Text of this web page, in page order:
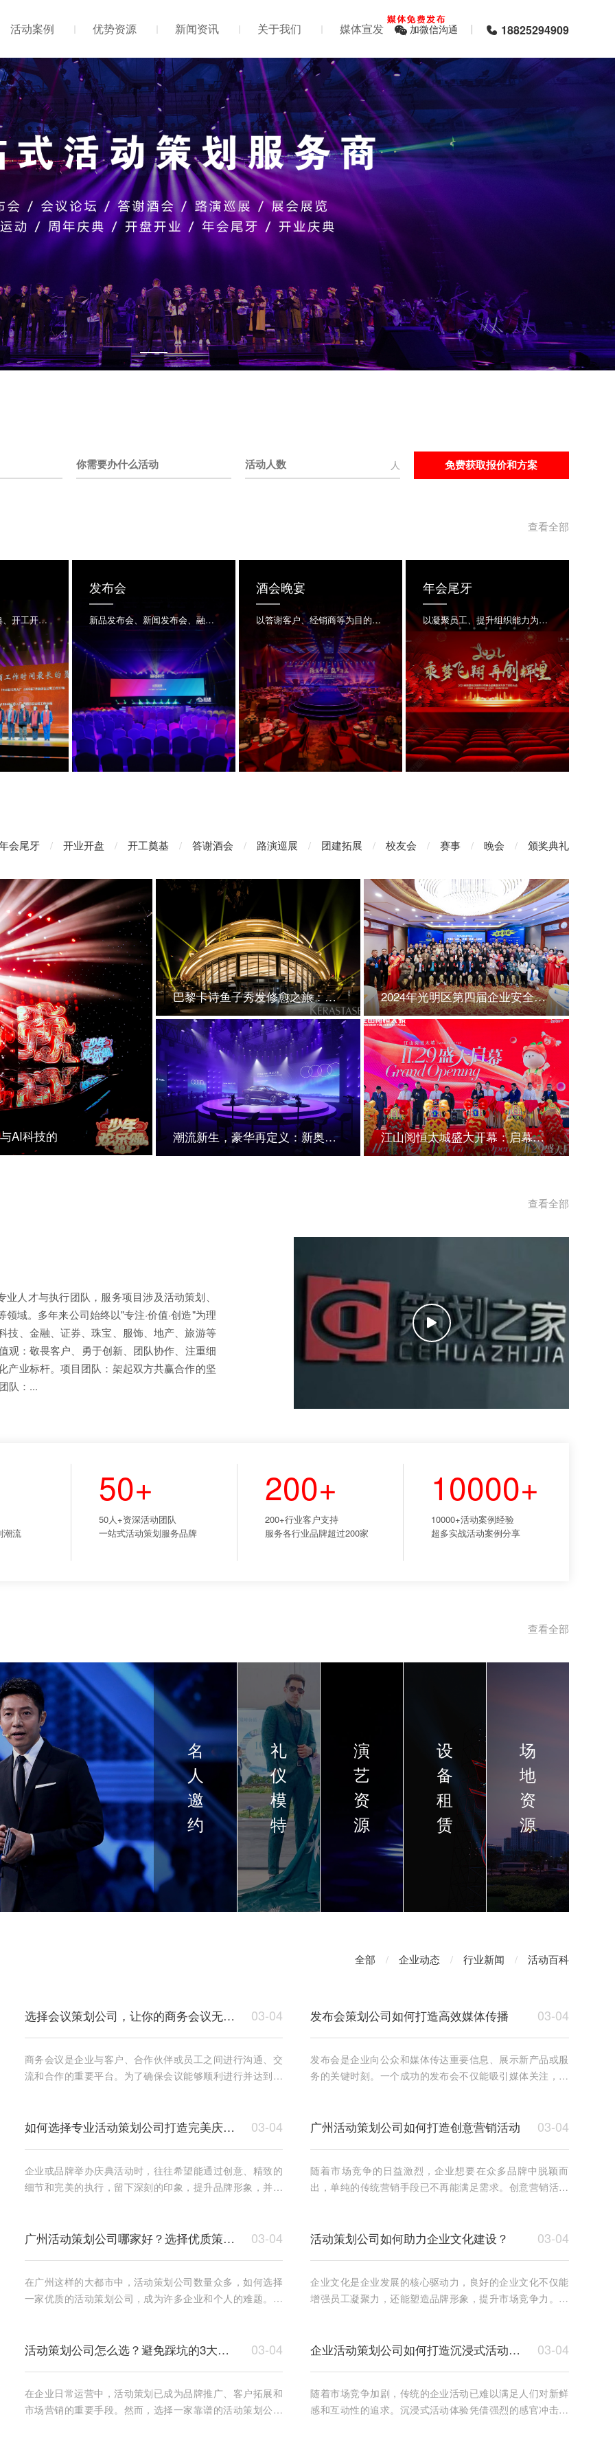
活动案例 优势资源 新闻资讯 关于我们 媒体宣发 加微信沟通 18825294909
人
查看全部
开业庆典、乔迁庆典、开工开盘等 各类以庆典为目的的策划活动
发布会
新品发布会、新闻发布会、融资发布会、 战略合作发布会等品牌、产品宣传活动
酒会晚宴
以答谢客户、经销商等为目的的答谢晚宴、 欢迎晚宴、颁奖晚宴、高端酒会等
年会尾牙
以凝聚员工、提升组织能力为目的的年终总 结会议，主要以晚宴+颁奖+团建形式为主
会尾牙 / 开业开盘 / 开工奠基 / 答谢酒会 / 路演巡展 / 团建拓展 / 校友会 / 赛事 / 晚会 / 颁奖典礼
AI科技的
巴黎卡诗鱼子秀发修愈之旅：深海灵感，奢耀焕新
晚会
2024年光明区第四届企业安全交流论坛
会议论坛
潮流新生，豪华再定义：新奥迪A3L极光之夜闪耀登场
发布会
江山阅恒太城盛大开幕：启幕繁华新篇
开业开盘
查看全部
人才与执行团队，服务项目涉及活动策划、
域。多年来公司始终以"专注·价值·创造"为理
技、金融、证券、珠宝、服饰、地产、旅游等
观：敬畏客户、勇于创新、团队协作、注重细
产业标杆。项目团队：架起双方共赢合作的坚
队：...
潮流
50+
50人+资深活动团队
一站式活动策划服务品牌
200+
200+行业客户支持
服务各行业品牌超过200家
10000+
10000+活动案例经验
超多实战活动案例分享
查看全部
名
人
邀
约
礼
仪
模
特
演
艺
资
源
设
备
租
赁
场
地
资
源
全部 / 企业动态 / 行业新闻 / 活动百科
选择会议策划公司，让你的商务会议无懈可击 03-04
商务会议是企业与客户、合作伙伴或员工之间进行沟通、交
流和合作的重要平台。为了确保会议能够顺利进行并达到预
发布会策划公司如何打造高效媒体传播 03-04
发布会是企业向公众和媒体传达重要信息、展示新产品或服
务的关键时刻。一个成功的发布会不仅能吸引媒体关注，更
如何选择专业活动策划公司打造完美庆典？ 03-04
企业或品牌举办庆典活动时，往往希望能通过创意、精致的
细节和完美的执行，留下深刻的印象，提升品牌形象，并与
广州活动策划公司如何打造创意营销活动 03-04
随着市场竞争的日益激烈，企业想要在众多品牌中脱颖而
出，单纯的传统营销手段已不再能满足需求。创意营销活动
广州活动策划公司哪家好？选择优质策划公司的关键要素 03-04
在广州这样的大都市中，活动策划公司数量众多，如何选择
一家优质的活动策划公司，成为许多企业和个人的难题。无
活动策划公司如何助力企业文化建设？ 03-04
企业文化是企业发展的核心驱动力，良好的企业文化不仅能
增强员工凝聚力，还能塑造品牌形象，提升市场竞争力。活
活动策划公司怎么选？避免踩坑的3大实用技巧 03-04
在企业日常运营中，活动策划已成为品牌推广、客户拓展和
市场营销的重要手段。然而，选择一家靠谱的活动策划公司
企业活动策划公司如何打造沉浸式活动体验？ 03-04
随着市场竞争加剧，传统的企业活动已难以满足人们对新鲜
感和互动性的追求。沉浸式活动体验凭借强烈的感官冲击和